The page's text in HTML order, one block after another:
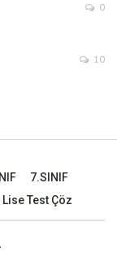
0
10
7.SINIF
Lise Test Çöz